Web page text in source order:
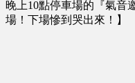
晚上10點停車場的『氣音
場！下場慘到哭出來！】